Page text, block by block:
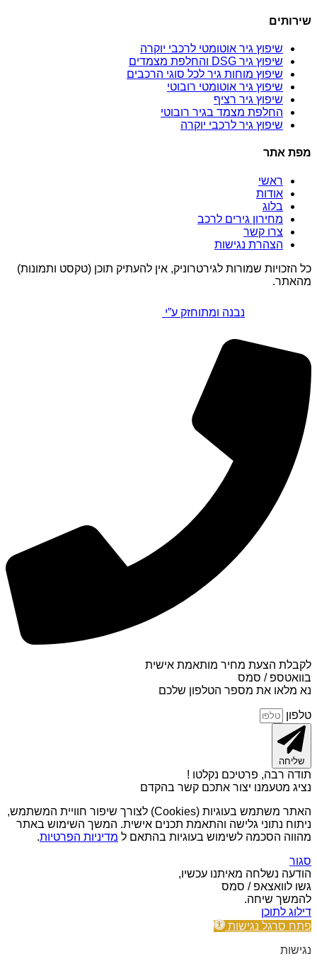
שירותים
שיפוץ גיר אוטומטי לרכבי יוקרה
שיפוץ גיר DSG והחלפת מצמדים
שיפוץ מוחות גיר לכל סוגי הרכבים
שיפוץ גיר אוטומטי רובוטי
שיפוץ גיר רציף
החלפת מצמד בגיר רובוטי
שיפוץ גיר לרכבי יוקרה
מפת אתר
ראשי
אודות
בלוג
מחירון גירים לרכב
צרו קשר
הצהרת נגישות
כל הזכויות שמורות לגירטרוניק, אין להעתיק תוכן (טקסט ותמונות)
מהאתר.
נבנה ומתוחזק ע”י
לקבלת הצעת מחיר מותאמת אישית
בוואטספ / סמס
נא מלאו את מספר הטלפון שלכם
טלפון
שליחה
תודה רבה, פרטיכם נקלטו !
נציג מטעמנו יצור אתכם קשר בהקדם
האתר משתמש בעוגיות (Cookies) לצורך שיפור חוויית המשתמש,
ניתוח נתוני גלישה והתאמת תכנים אישית. המשך השימוש באתר
מהווה הסכמה לשימוש בעוגיות בהתאם ל מדיניות הפרטיות.
סגור
הודעה נשלחה מאיתנו עכשיו,
גשו לוואצאפ / סמס
להמשך שיחה.
דילוג לתוכן
פתח סרגל נגישות
נגישות